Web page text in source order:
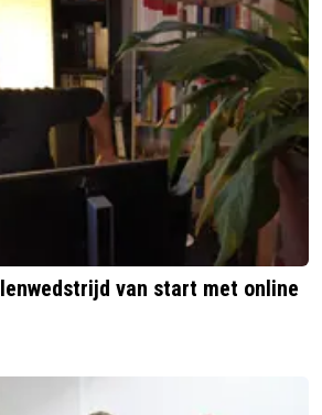
van start met online